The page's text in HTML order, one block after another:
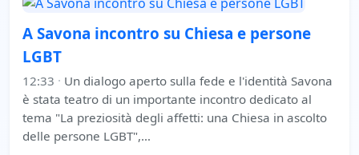
A Savona incontro su Chiesa e persone
LGBT
12:33 · Un dialogo aperto sulla fede e l'identità Savona
è stata teatro di un importante incontro dedicato al
tema "La preziosità degli affetti: una Chiesa in ascolto
delle persone LGBT",…